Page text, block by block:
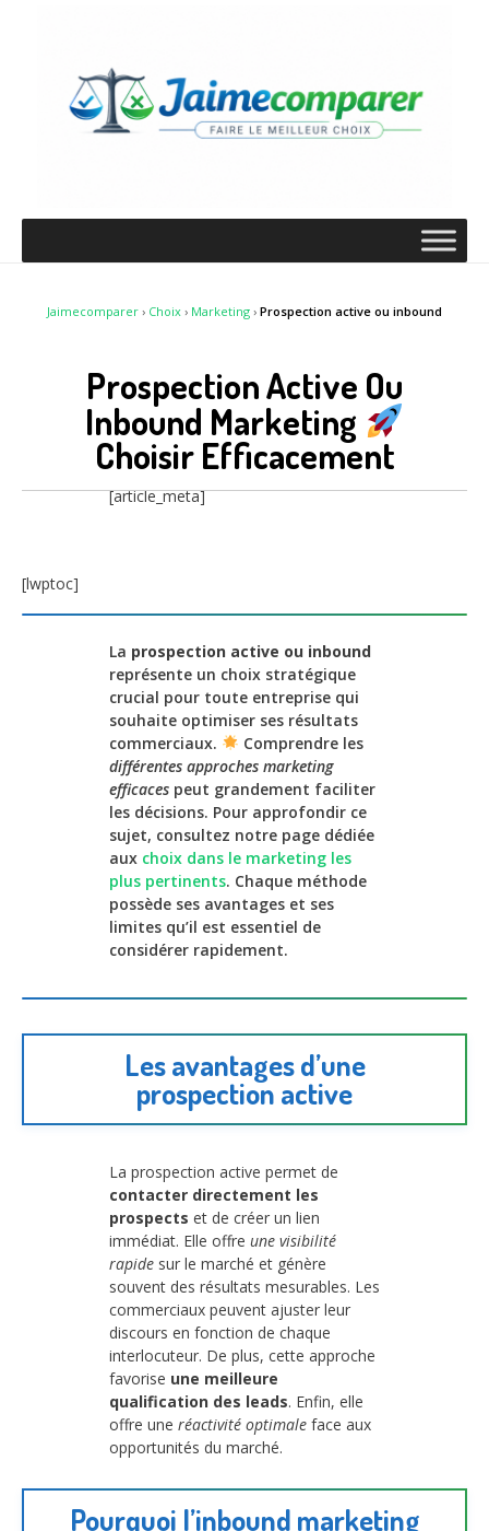
Jaimecomparer › Choix › Marketing › Prospection active ou inbound
Prospection Active Ou
Inbound Marketing
Choisir Efficacement
[article_meta]
[lwptoc]
La prospection active ou inbound
représente un choix stratégique
crucial pour toute entreprise qui
souhaite optimiser ses résultats
commerciaux.
Comprendre les
différentes approches marketing
efficaces peut grandement faciliter
les décisions. Pour approfondir ce
sujet, consultez notre page dédiée
aux choix dans le marketing les
plus pertinents. Chaque méthode
possède ses avantages et ses
limites qu’il est essentiel de
considérer rapidement.
Les avantages d’une
prospection active
La prospection active permet de
contacter directement les
prospects et de créer un lien
immédiat. Elle offre une visibilité
rapide sur le marché et génère
souvent des résultats mesurables. Les
commerciaux peuvent ajuster leur
discours en fonction de chaque
interlocuteur. De plus, cette approche
favorise une meilleure
qualification des leads. Enfin, elle
offre une réactivité optimale face aux
opportunités du marché.
Pourquoi l’inbound marketing